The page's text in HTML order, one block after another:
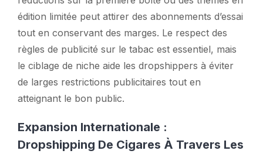
édition limitée peut attirer des abonnements d’essai
tout en conservant des marges. Le respect des
règles de publicité sur le tabac est essentiel, mais
le ciblage de niche aide les dropshippers à éviter
de larges restrictions publicitaires tout en
atteignant le bon public.
Expansion Internationale :
Dropshipping De Cigares À Travers Les